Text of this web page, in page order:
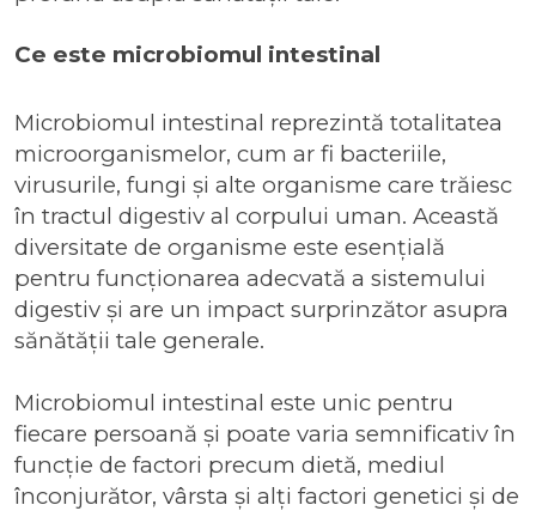
Ce este microbiomul intestinal
Microbiomul intestinal reprezintă totalitatea
microorganismelor, cum ar fi bacteriile,
virusurile, fungi și alte organisme care trăiesc
în tractul digestiv al corpului uman. Această
diversitate de organisme este esențială
pentru funcționarea adecvată a sistemului
digestiv și are un impact surprinzător asupra
sănătății tale generale.
Microbiomul intestinal este unic pentru
fiecare persoană și poate varia semnificativ în
funcție de factori precum dietă, mediul
înconjurător, vârsta și alți factori genetici și de